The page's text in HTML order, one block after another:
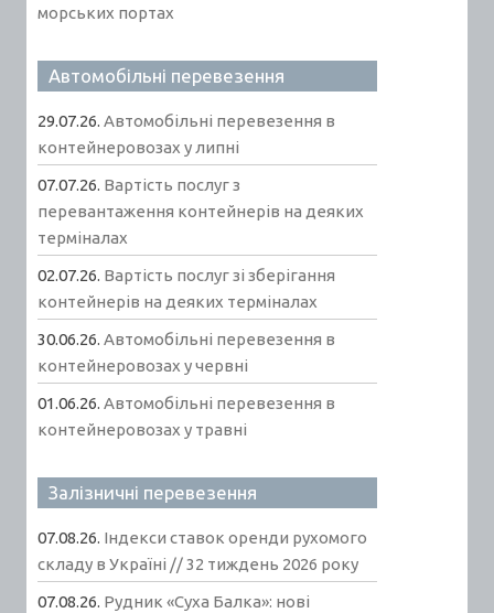
морських портах
Автомобільні перевезення
29.07.26. Автомобільні перевезення в
контейнеровозах у липні
07.07.26. Вартість послуг з
перевантаження контейнерів на деяких
терміналах
02.07.26. Вартість послуг зі зберігання
контейнерів на деяких терміналах
30.06.26. Автомобільні перевезення в
контейнеровозах у червні
01.06.26. Автомобільні перевезення в
контейнеровозах у травні
Залізничні перевезення
07.08.26. Індекси ставок оренди рухомого
складу в Україні // 32 тиждень 2026 року
07.08.26. Рудник «Суха Балка»: нові